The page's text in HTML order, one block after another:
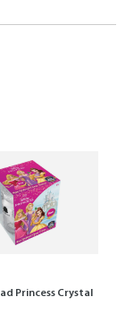
Princess Crystal